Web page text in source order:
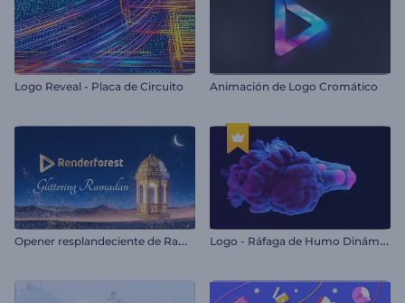
Logo Reveal - Placa de Circuito Animación de Logo Cromático
O
pener resplandeciente de Ramadán L
ogo - Ráfaga de Humo Dinámico